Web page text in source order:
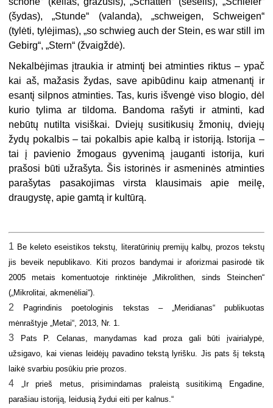
(šydas), „Stunde“ (valanda), „schweigen, Schweigen“
(tylėti, tylėjimas), „so schwieg auch der Stein, es war still im
Gebirg“, „Stern“ (žvaigždė).
Nekalbėjimas įtraukia ir atmintį bei atminties riktus – ypač
kai aš, mažasis žydas, save apibūdinu kaip atmenantį ir
esantį silpnos atminties. Tas, kuris išvengė viso blogio, dėl
kurio tylima ar tildoma. Bandoma rašyti ir atminti, kad
nebūtų nutilta visiškai. Dviejų susitikusių žmonių, dviejų
žydų pokalbis – tai pokalbis apie kalbą ir istoriją. Istorija –
tai į pavienio žmogaus gyvenimą įauganti istorija, kuri
prašosi būti užrašyta. Šis istorinės ir asmeninės atminties
parašytas pasakojimas virsta klausimais apie meilę,
draugystę, apie gamtą ir kultūrą.
1 Be keleto eseistikos tekstų, literatūrinių premijų kalbų, prozos tekstų
jis beveik nepublikavo. Kiti prozos bandymai ir aforizmai pasirodė tik
2005 metais komentuotoje rinktinėje „Mikrolithen, sinds Steinchen“
(„Mikrolitai, akmenėliai“).
2 Pagrindinis poetologinis tekstas – „Meridianas“ publikuotas
mėnraštyje „Metai“, 2013, Nr. 1.
3 Pats P. Celanas, manydamas kad proza gali būti įvairialypė,
užsigavo, kai vienas leidėjų pavadino tekstą lyrišku. Jis pats šį tekstą
laikė svarbiu posūkiu prie prozos.
4 „Ir prieš metus, prisimindamas praleistą susitikimą Engadine,
parašiau istoriją, leidusią žydui eiti per kalnus.“